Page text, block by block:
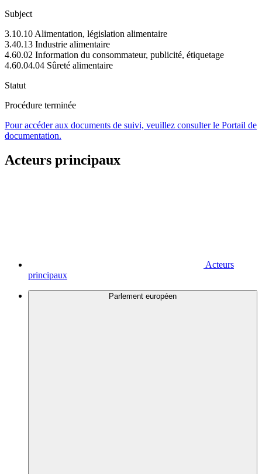
Subject
3.10.10 Alimentation, législation alimentaire
3.40.13 Industrie alimentaire
4.60.02 Information du consommateur, publicité, étiquetage
4.60.04.04 Sûreté alimentaire
Statut
Procédure terminée
Pour accéder aux documents de suivi, veuillez consulter le Portail de
documentation.
Acteurs principaux
Acteurs
principaux
Parlement européen